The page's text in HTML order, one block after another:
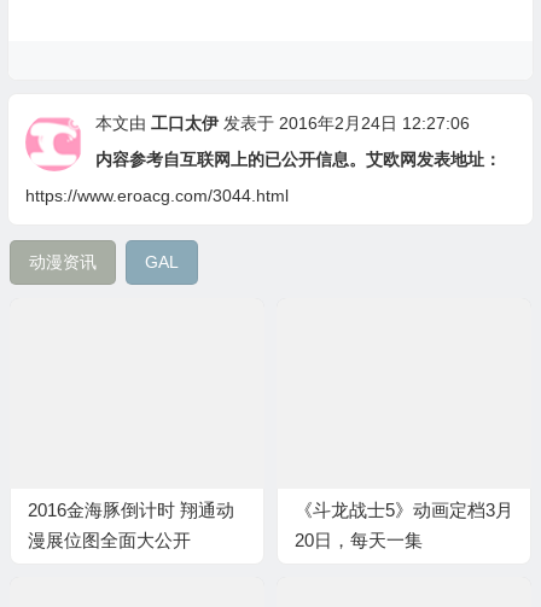
本文由 工口太伊发表于 2016年2月24日 12:27:06
内容参考自互联网上的已公开信息。艾欧网发表地址：
https://www.eroacg.com/3044.html
动漫资讯 GAL
2016金海豚倒计时 翔通动
漫展位图全面大公开
《斗龙战士5》动画定档3月
20日，每天一集